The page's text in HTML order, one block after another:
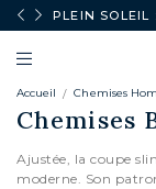
Expédition
Accueil Chemises
Chemises
Ajustée, la coupe
moderne. Son